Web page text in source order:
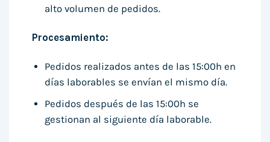
alto volumen de pedidos.
Procesamiento:
Pedidos realizados antes de las 15:00h en
días laborables se envían el mismo día.
Pedidos después de las 15:00h se
gestionan al siguiente día laborable.